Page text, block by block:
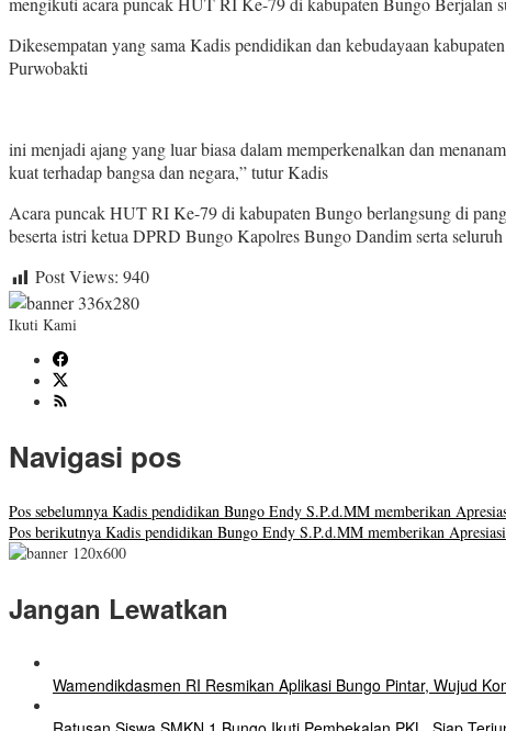
Dikesempatan yang sama Kadis pendidikan dan kebudayaan
Purwobakti
ini menjadi ajang yang luar biasa dalam memperkenalkan dan
kuat terhadap bangsa dan negara,” tutur Kadis
Acara puncak HUT RI Ke-79 di kabupaten Bungo berlangsung di
beserta istri ketua DPRD Bungo Kapolres Bungo Dandim serta
Post Views: 940
Ikuti Kami
Navigasi pos
Pos sebelumnya Kadis pendidikan Bungo Endy S.P.d.MM memberikan
Pos berikutnya Kadis pendidikan Bungo Endy S.P.d.MM memberikan
Jangan Lewatkan
Wamendikdasmen RI Resmikan Aplikasi Bungo Pintar, Wujud